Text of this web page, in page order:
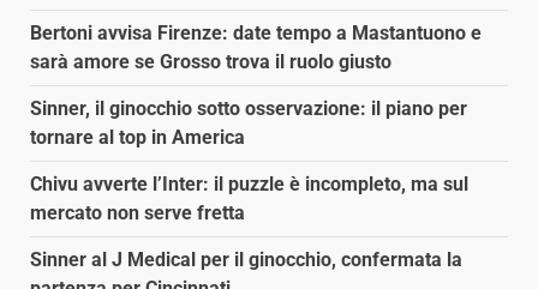
Bertoni avvisa Firenze: date tempo a Mastantuono e
sarà amore se Grosso trova il ruolo giusto
Sinner, il ginocchio sotto osservazione: il piano per
tornare al top in America
Chivu avverte l’Inter: il puzzle è incompleto, ma sul
mercato non serve fretta
Sinner al J Medical per il ginocchio, confermata la